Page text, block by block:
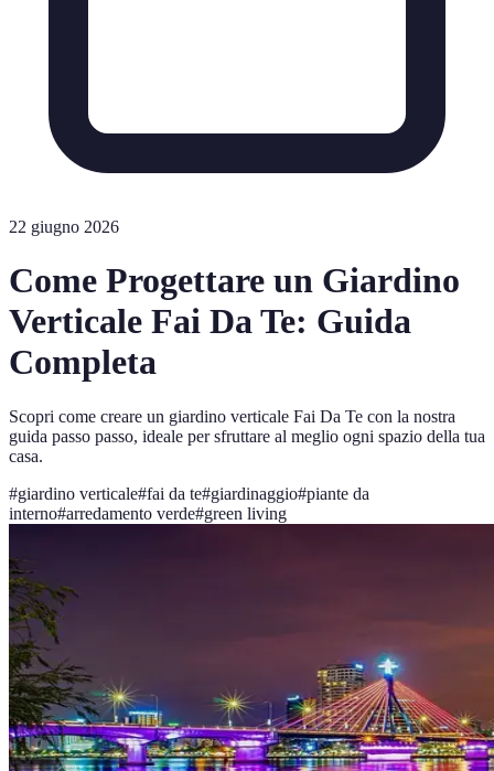
22 giugno 2026
Come Progettare un Giardino
Verticale Fai Da Te: Guida
Completa
Scopri come creare un giardino verticale Fai Da Te con la nostra
guida passo passo, ideale per sfruttare al meglio ogni spazio della tua
casa.
#giardino verticale#fai da te#giardinaggio#piante da
interno#arredamento verde#green living